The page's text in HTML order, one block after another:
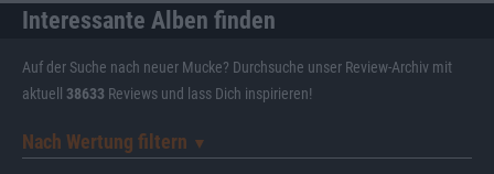
Interessante Alben finden
Auf der Suche nach neuer Mucke? Durchsuche unser Review-Archiv mit
aktuell 38633 Reviews und lass Dich inspirieren!
Nach Wertung filtern ▼︎